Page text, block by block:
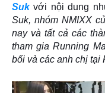
Sukvới nội dung
Suk, nhóm NMIXX
nay và tất cả các
tham gia Running
bối và các anh chị tại